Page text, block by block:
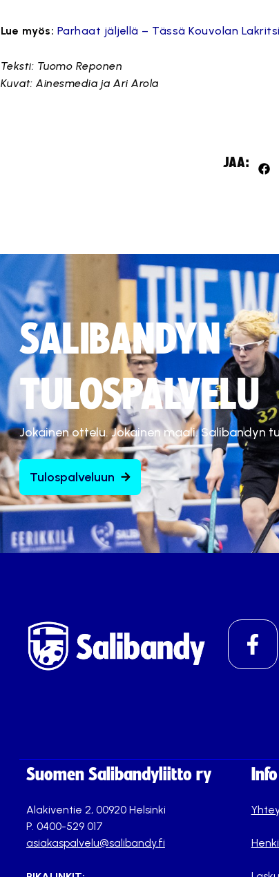
Lue myös: Parhaat jäljellä – Tässä Kouvolan
Teksti: Tuomo Reponen
Kuvat: Ainesmedia ja Ari Arola
JAA:
SALIBANDYN
TULOSPALVELU
Jokainen ottelu. Jokainen maali. Salibandyn
Tulospalveluun
Suomen Salibandyliitto ry
Alakiventie 2, 00920 Helsinki
P. 0400-529 017
asiakaspalvelu@salibandy.fi
Info